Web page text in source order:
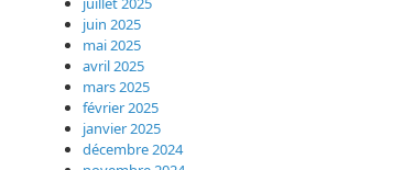
juin 2025
mai 2025
avril 2025
mars 2025
février 2025
janvier 2025
décembre 2024